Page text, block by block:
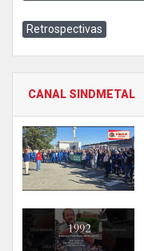
Retrospectivas
CANAL SINDMETAL